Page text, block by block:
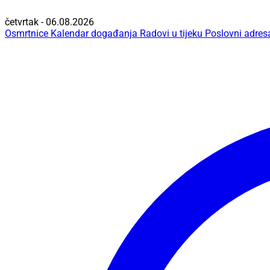
četvrtak - 06.08.2026
Osmrtnice Kalendar događanja Radovi u tijeku Poslovni